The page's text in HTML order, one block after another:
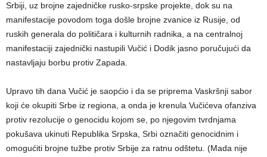
Srbiji, uz brojne zajedničke rusko-srpske projekte, dok su na
manifestacije povodom toga došle brojne zvanice iz Rusije, od
ruskih generala do političara i kulturnih radnika, a na centralnoj
manifestaciji zajednički nastupili Vučić i Dodik jasno poručujući da
nastavljaju borbu protiv Zapada.
Upravo tih dana Vučić je saopćio i da se priprema Vaskršnji sabor
koji će okupiti Srbe iz regiona, a onda je krenula Vučićeva ofanziva
protiv rezolucije o genocidu kojom se, po njegovim tvrdnjama
pokušava ukinuti Republika Srpska, Srbi označiti genocidnim i
omogućiti brojne tužbe protiv Srbije za ratnu odštetu. (Mada nije